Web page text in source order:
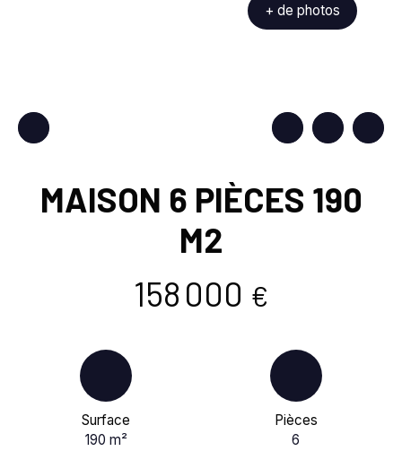
+ de photos
MAISON 6 PIÈCES 190
M2
158 000 €
Surface
190 m²
Pièces
6